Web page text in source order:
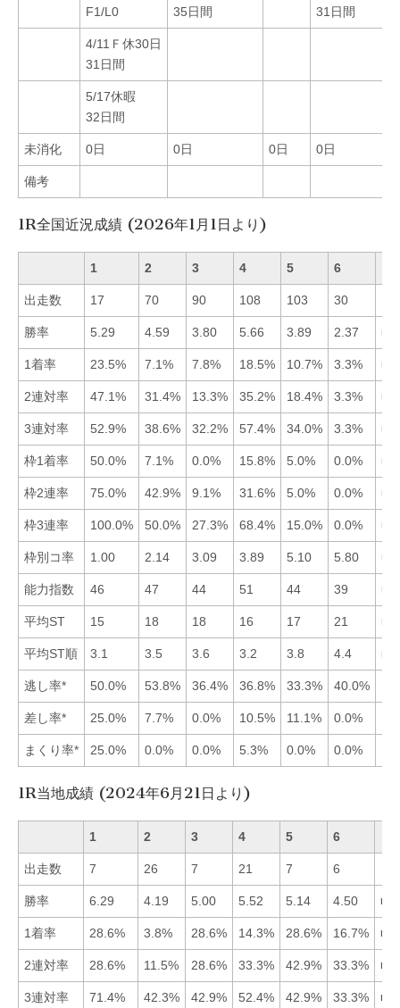
F1/L0
35日間
31日間
4/11Ｆ休30日
31日間
5/17休暇
32日間
未消化 0日 0日 0日 0日
備考
1R全国近況成績 (2026年1月1日より)
1 2 3 4 5 6
出走数 17 70 90 108 103 30
勝率 5.29 4.59 3.80 5.66 3.89 2.37
1着率 23.5% 7.1% 7.8% 18.5% 10.7% 3.3%
2連対率 47.1% 31.4% 13.3% 35.2% 18.4% 3.3%
3連対率 52.9% 38.6% 32.2% 57.4% 34.0% 3.3%
枠1着率 50.0% 7.1% 0.0% 15.8% 5.0% 0.0%
枠2連率 75.0% 42.9% 9.1% 31.6% 5.0% 0.0%
枠3連率 100.0% 50.0% 27.3% 68.4% 15.0% 0.0%
枠別コ率 1.00 2.14 3.09 3.89 5.10 5.80
能力指数 46 47 44 51 44 39
平均ST 15 18 18 16 17 21
平均ST順 3.1 3.5 3.6 3.2 3.8 4.4
逃し率* 50.0% 53.8% 36.4% 36.8% 33.3% 40.0%
差し率* 25.0% 7.7% 0.0% 10.5% 11.1% 0.0%
まくり率* 25.0% 0.0% 0.0% 5.3% 0.0% 0.0%
1R当地成績 (2024年6月21日より)
1 2 3 4 5 6
出走数 7 26 7 21 7 6
勝率 6.29 4.19 5.00 5.52 5.14 4.50
1着率 28.6% 3.8% 28.6% 14.3% 28.6% 16.7%
2連対率 28.6% 11.5% 28.6% 33.3% 42.9% 33.3%
3連対率 71.4% 42.3% 42.9% 52.4% 42.9% 33.3%